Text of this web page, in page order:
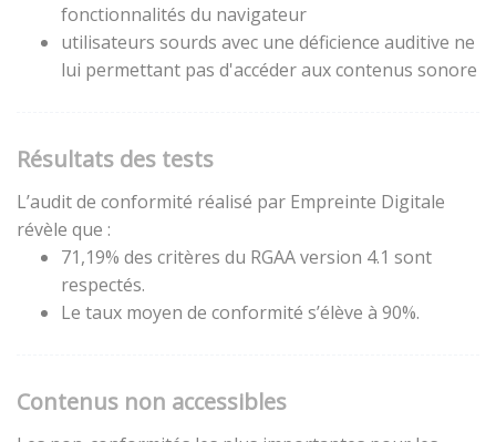
fonctionnalités du navigateur
utilisateurs sourds avec une déficience auditive ne
lui permettant pas d'accéder aux contenus sonore
Résultats des tests
L’audit de conformité réalisé par Empreinte Digitale
révèle que :
71,19% des critères du RGAA version 4.1 sont
respectés.
Le taux moyen de conformité s’élève à 90%.
Contenus non accessibles